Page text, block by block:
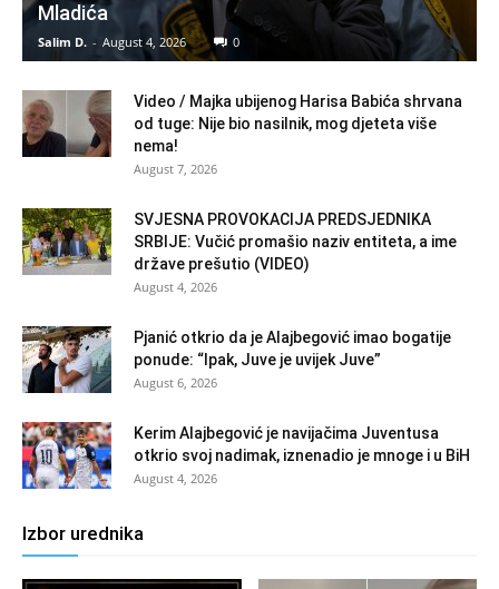
Mladića
Salim D. - August 4, 2026 0
Video / Majka ubijenog Harisa Babića shrvana
od tuge: Nije bio nasilnik, mog djeteta više
nema!
August 7, 2026
SVJESNA PROVOKACIJA PREDSJEDNIKA
SRBIJE: Vučić promašio naziv entiteta, a ime
države prešutio (VIDEO)
August 4, 2026
Pjanić otkrio da je Alajbegović imao bogatije
ponude: “Ipak, Juve je uvijek Juve”
August 6, 2026
Kerim Alajbegović je navijačima Juventusa
otkrio svoj nadimak, iznenadio je mnoge i u BiH
August 4, 2026
Izbor urednika